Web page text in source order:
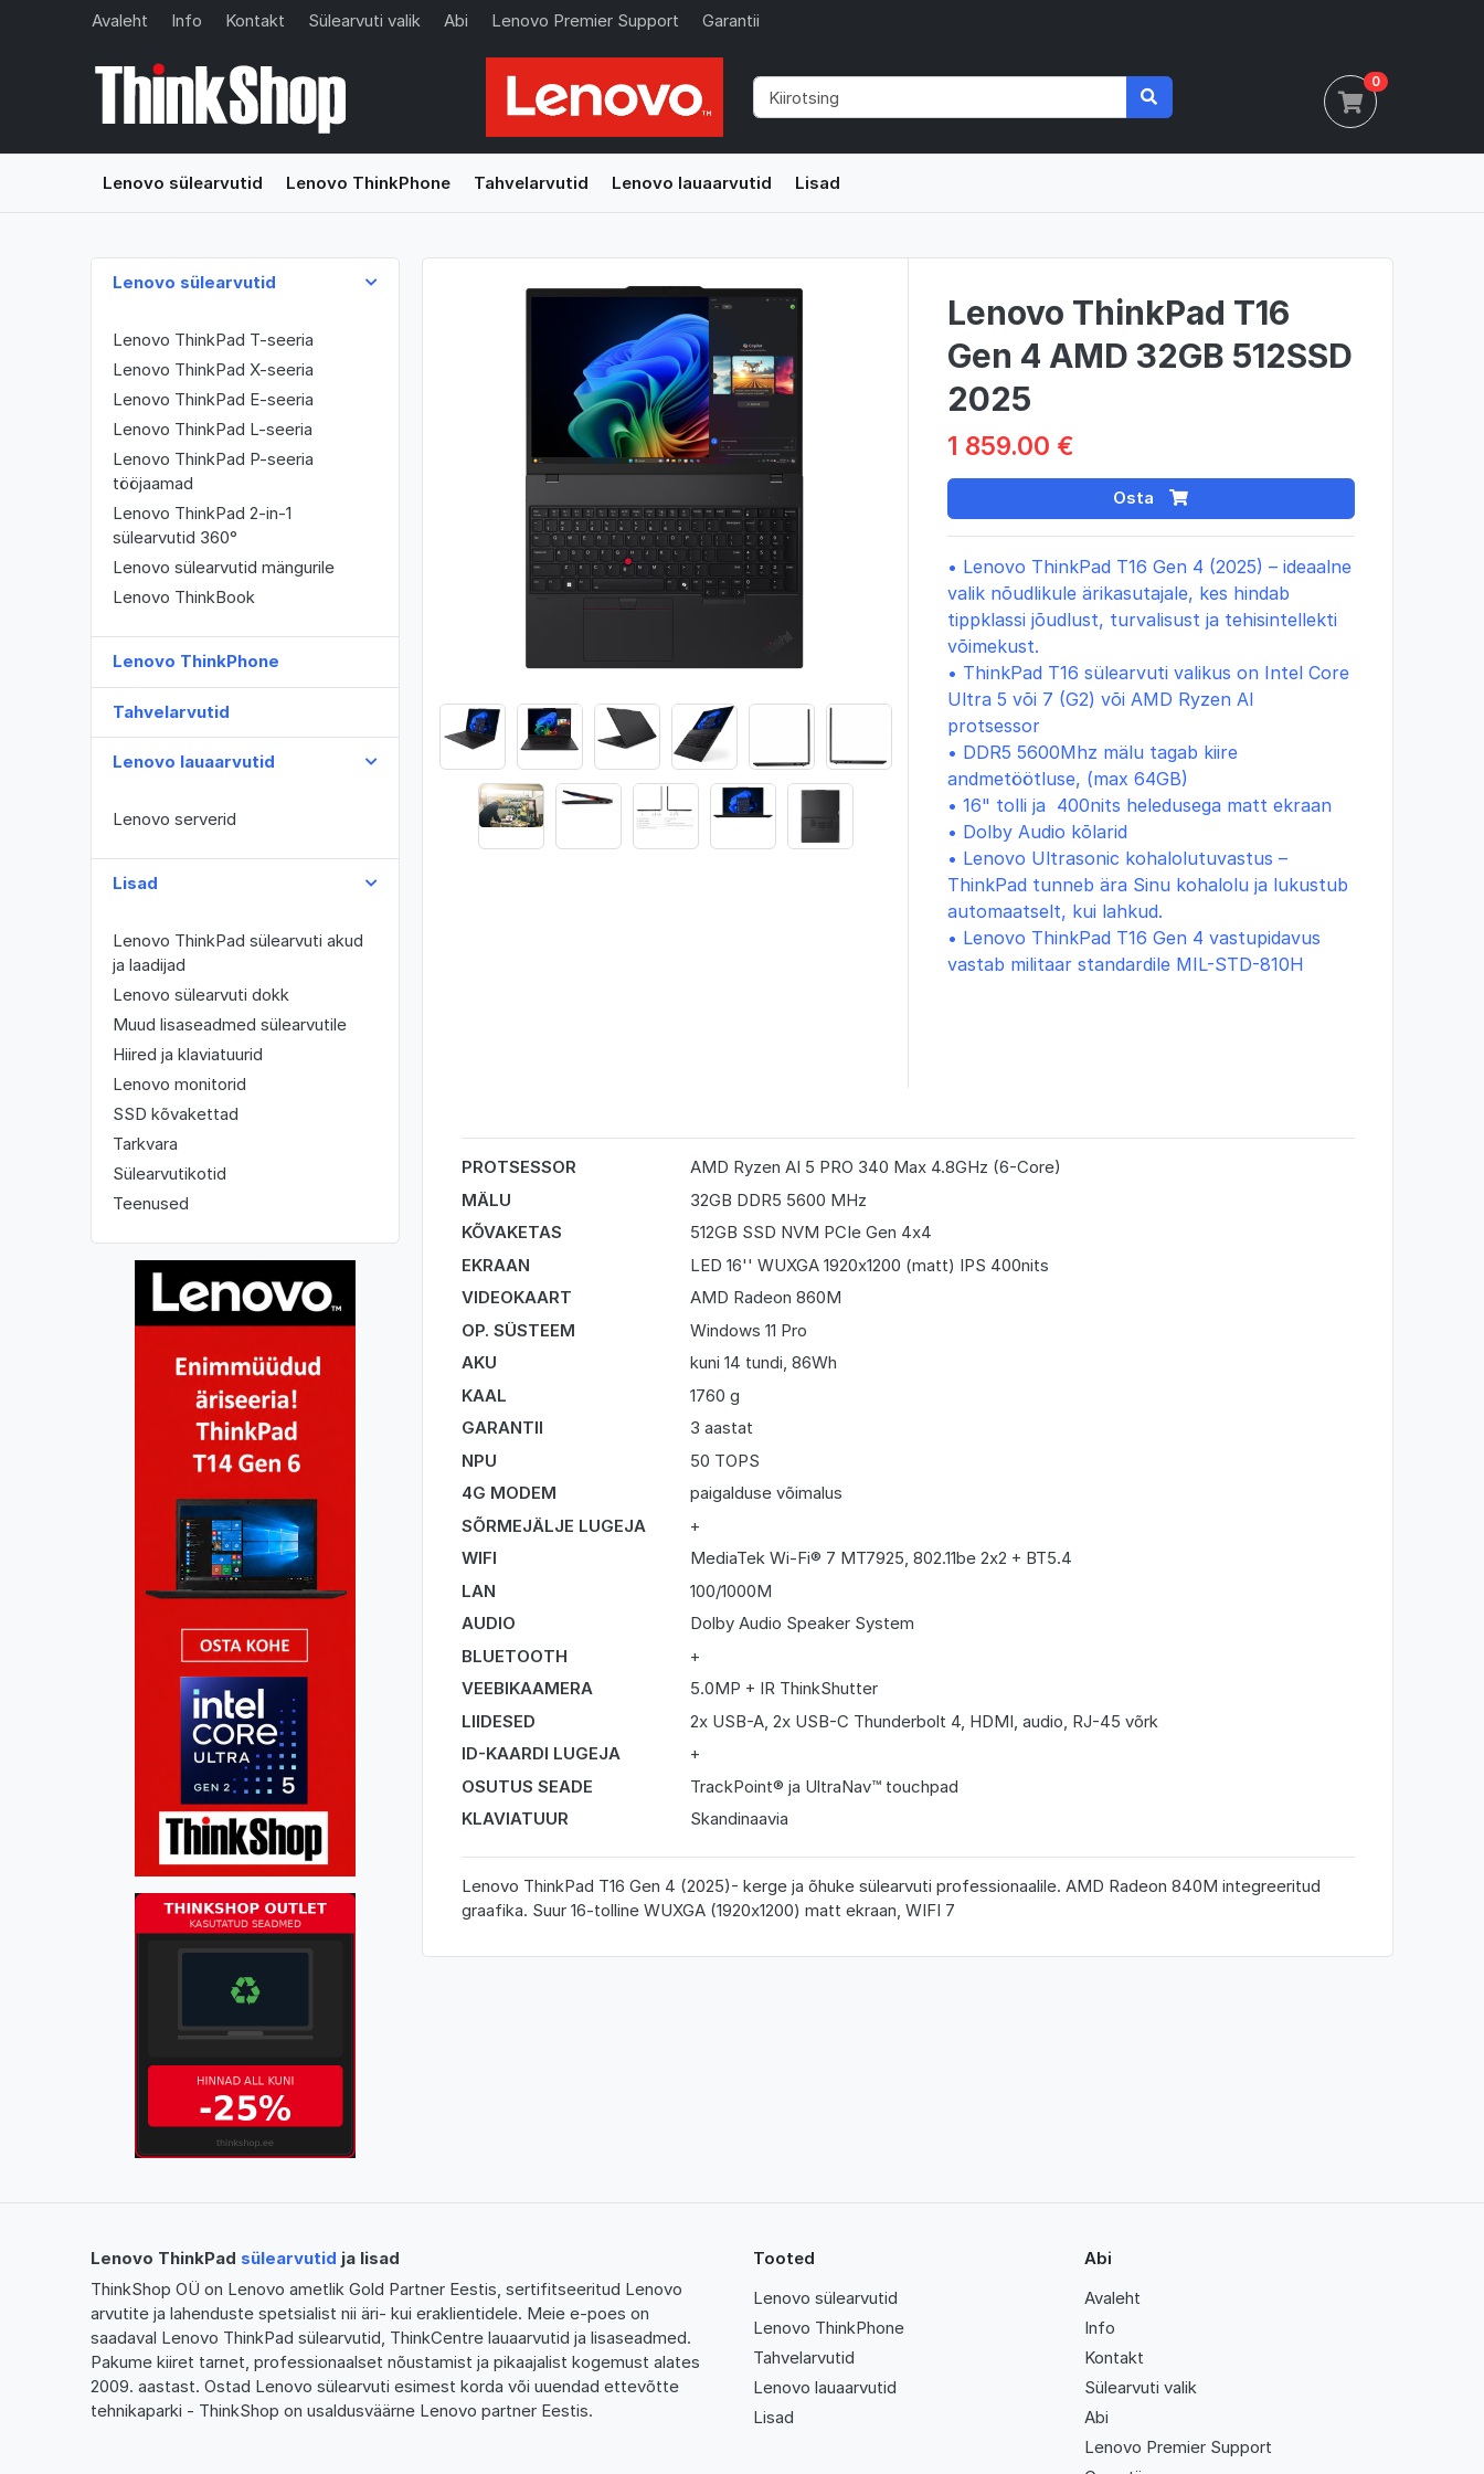
Avaleht Info Kontakt Sülearvuti valik Abi Lenovo Premier Support Garantii
0
Lenovo sülearvutid Lenovo ThinkPhone Tahvelarvutid Lenovo lauaarvutid Lisad
Lenovo sülearvutid
Lenovo ThinkPad T-seeria
Lenovo ThinkPad X-seeria
Lenovo ThinkPad E-seeria
Lenovo ThinkPad L-seeria
Lenovo ThinkPad P-seeria
tööjaamad
Lenovo ThinkPad 2-in-1
sülearvutid 360°
Lenovo sülearvutid mängurile
Lenovo ThinkBook
Lenovo ThinkPhone
Tahvelarvutid
Lenovo lauaarvutid
Lenovo serverid
Lisad
Lenovo ThinkPad sülearvuti akud
ja laadijad
Lenovo sülearvuti dokk
Muud lisaseadmed sülearvutile
Hiired ja klaviatuurid
Lenovo monitorid
SSD kõvakettad
Tarkvara
Sülearvutikotid
Teenused
Lenovo ThinkPad T16
Gen 4 AMD 32GB 512SSD
2025
1 859.00 €
Osta
• Lenovo ThinkPad T16 Gen 4 (2025) – ideaalne
valik nõudlikule ärikasutajale, kes hindab
tippklassi jõudlust, turvalisust ja tehisintellekti
võimekust.
• ThinkPad T16 sülearvuti valikus on Intel Core
Ultra 5 või 7 (G2) või AMD Ryzen AI
protsessor
• DDR5 5600Mhz mälu tagab kiire
andmetöötluse, (max 64GB)
• 16" tolli ja 400nits heledusega matt ekraan
• Dolby Audio kõlarid
• Lenovo Ultrasonic kohalolutuvastus –
ThinkPad tunneb ära Sinu kohalolu ja lukustub
automaatselt, kui lahkud.
• Lenovo ThinkPad T16 Gen 4 vastupidavus
vastab militaar standardile MIL-STD-810H
PROTSESSOR
AMD Ryzen AI 5 PRO 340 Max 4.8GHz (6-Core)
MÄLU
32GB DDR5 5600 MHz
KÕVAKETAS
512GB SSD NVM PCIe Gen 4x4
EKRAAN
LED 16'' WUXGA 1920x1200 (matt) IPS 400nits
VIDEOKAART
AMD Radeon 860M
OP. SÜSTEEM
Windows 11 Pro
AKU
kuni 14 tundi, 86Wh
KAAL
1760 g
GARANTII
3 aastat
NPU
50 TOPS
4G MODEM
paigalduse võimalus
SÕRMEJÄLJE LUGEJA
+
WIFI
MediaTek Wi-Fi® 7 MT7925, 802.11be 2x2 + BT5.4
LAN
100/1000M
AUDIO
Dolby Audio Speaker System
BLUETOOTH
+
VEEBIKAAMERA
5.0MP + IR ThinkShutter
LIIDESED
2x USB-A, 2x USB-C Thunderbolt 4, HDMI, audio, RJ-45 võrk
ID-KAARDI LUGEJA
+
OSUTUS SEADE
TrackPoint® ja UltraNav™ touchpad
KLAVIATUUR
Skandinaavia
Lenovo ThinkPad T16 Gen 4 (2025)- kerge ja õhuke sülearvuti professionaalile. AMD Radeon 840M integreeritud
graafika. Suur 16-tolline WUXGA (1920x1200) matt ekraan, WIFI 7
Lenovo ThinkPad sülearvutid ja lisad
ThinkShop OÜ on Lenovo ametlik Gold Partner Eestis, sertifitseeritud Lenovo
arvutite ja lahenduste spetsialist nii äri- kui eraklientidele. Meie e-poes on
saadaval Lenovo ThinkPad sülearvutid, ThinkCentre lauaarvutid ja lisaseadmed.
Pakume kiiret tarnet, professionaalset nõustamist ja pikaajalist kogemust alates
2009. aastast. Ostad Lenovo sülearvuti esimest korda või uuendad ettevõtte
tehnikaparki - ThinkShop on usaldusväärne Lenovo partner Eestis.
Tooted
Lenovo sülearvutid
Lenovo ThinkPhone
Tahvelarvutid
Lenovo lauaarvutid
Lisad
Abi
Avaleht
Info
Kontakt
Sülearvuti valik
Abi
Lenovo Premier Support